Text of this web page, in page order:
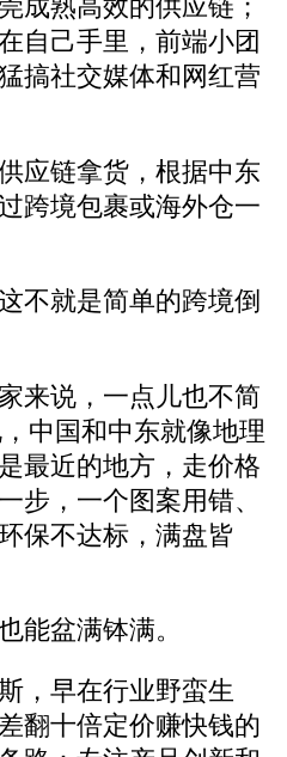
成熟高效的供应链；
自己手里，前端小团
搞社交媒体和网红营
应链拿货，根据中东
跨境包裹或海外仓一
不就是简单的跨境倒
来说，一点儿也不简
中国和中东就像地理
最近的地方，走价格
步，一个图案用错、
保不达标，满盘皆
能盆满钵满。
，早在行业野蛮生
翻十倍定价赚快钱的